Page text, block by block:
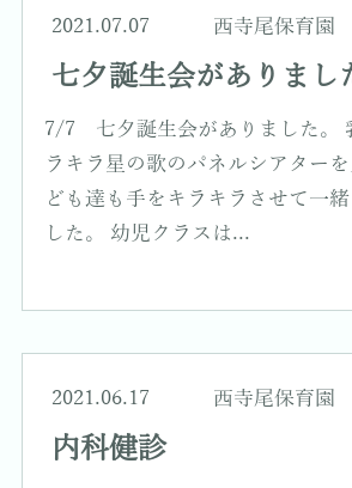
2021.07.07 西寺尾保育園
七夕誕生会がありま
7/7 七夕誕生会がありました。
ラキラ星の歌のパネルシアター
ども達も手をキラキラさせて一
した。 幼児クラスは...
2021.06.17 西寺尾保育園
内科健診